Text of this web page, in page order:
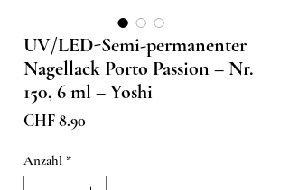
UV/LED-Semi-permanenter
Nagellack Porto Passion – Nr.
150, 6 ml – Yoshi
CHF 8.90
Anzahl *